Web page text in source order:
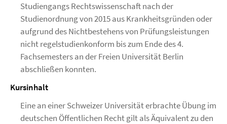
Studiengangs Rechtswissenschaft nach der
Studienordnung von 2015 aus Krankheitsgründen oder
aufgrund des Nichtbestehens von Prüfungsleistungen
nicht regelstudienkonform bis zum Ende des 4.
Fachsemesters an der Freien Universität Berlin
abschließen konnten.
Kursinhalt
Eine an einer Schweizer Universität erbrachte Übung im
deutschen Öffentlichen Recht gilt als Äquivalent zu den